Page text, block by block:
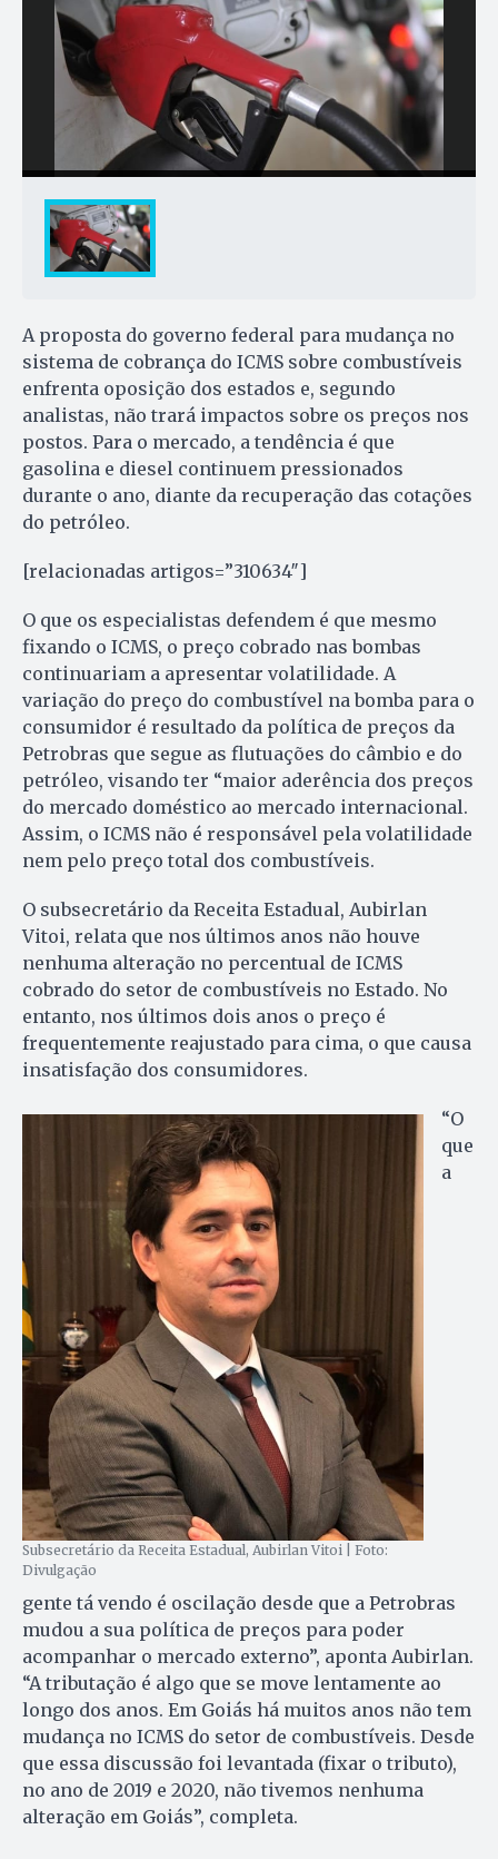
A proposta do governo federal para mudança no
sistema de cobrança do ICMS sobre combustíveis
enfrenta oposição dos estados e, segundo
analistas, não trará impactos sobre os preços nos
postos. Para o mercado, a tendência é que
gasolina e diesel continuem pressionados
durante o ano, diante da recuperação das cotações
do petróleo.
[relacionadas artigos=”310634″]
O que os especialistas defendem é que mesmo
fixando o ICMS, o preço cobrado nas bombas
continuariam a apresentar volatilidade. A
variação do preço do combustível na bomba para o
consumidor é resultado da política de preços da
Petrobras que segue as flutuações do câmbio e do
petróleo, visando ter “maior aderência dos preços
do mercado doméstico ao mercado internacional.
Assim, o ICMS não é responsável pela volatilidade
nem pelo preço total dos combustíveis.
O subsecretário da Receita Estadual, Aubirlan
Vitoi, relata que nos últimos anos não houve
nenhuma alteração no percentual de ICMS
cobrado do setor de combustíveis no Estado. No
entanto, nos últimos dois anos o preço é
frequentemente reajustado para cima, o que causa
insatisfação dos consumidores.
Subsecretário da Receita Estadual, Aubirlan Vitoi | Foto:
Divulgação
“O
que
a
gente tá vendo é oscilação desde que a Petrobras
mudou a sua política de preços para poder
acompanhar o mercado externo”, aponta Aubirlan.
“A tributação é algo que se move lentamente ao
longo dos anos. Em Goiás há muitos anos não tem
mudança no ICMS do setor de combustíveis. Desde
que essa discussão foi levantada (fixar o tributo),
no ano de 2019 e 2020, não tivemos nenhuma
alteração em Goiás”, completa.